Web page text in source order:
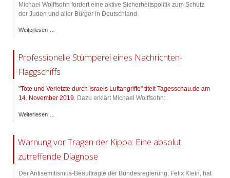
Michael Wolffsohn fordert eine aktive Sicherheitspolitik zum Schutz
der Juden und aller Bürger in Deutschland.
Weiterlesen …
Professionelle Stümperei eines Nachrichten-
Flaggschiffs
"Tote und Verletzte durch Israels Luftangriffe" titelt Tagesschau.de am
14. November 2019. Dazu erklärt Michael Wolffsohn:
Weiterlesen …
Warnung vor Tragen der Kippa: Eine absolut
zutreffende Diagnose
Der Antisemitismus-Beauftragte der Bundesregierung, Felix Klein, hat